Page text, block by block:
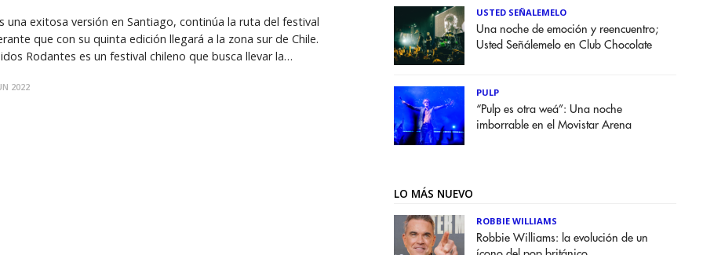
una exitosa versión en Santiago, continúa la ruta del festival
que con su quinta edición llegará a la zona sur de Chile.
Rodantes es un festival chileno que busca llevar la
redes de trabajo y
2022
USTED SEÑALEMELO
Una noche de emoción y reencuentro;
Usted Señálemelo en Club Chocolate
PULP
“Pulp es otra weá”: Una noche
imborrable en el Movistar Arena
LO MÁS NUEVO
ROBBIE WILLIAMS
Robbie Williams: la evolución de un